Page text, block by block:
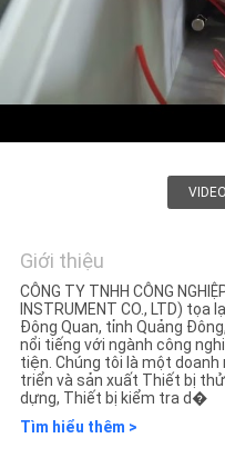
THAM
QUAN
NHÀ
MÁY
CHÚNG
TÔI
TIN
TỨC
VIDEO
Giới thiệu
CÔNG TY TNHH CÔNG
INSTRUMENT CO., LTD)
Đông Quan, tỉnh Quảng
nổi tiếng với ngành công
tiện. Chúng tôi là một
triển và sản xuất Thiết bị
dựng, Thiết bị kiểm tra d�
Tìm hiểu thêm >